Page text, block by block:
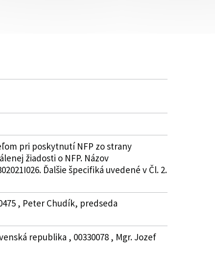
pri poskytnutí NFP zo strany
žiadosti o NFP. Názov
Ďalšie špecifiká uvedené v Čl. 2.
, Peter Chudík, predseda
republika , 00330078 , Mgr. Jozef